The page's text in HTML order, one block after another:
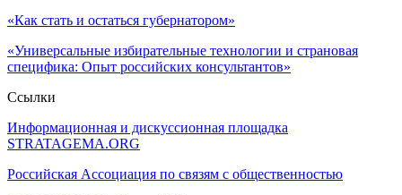
«Как стать и остаться губернатором»
«Универсальные избирательные технологии и страновая
специфика: Опыт российских консультантов»
Ссылки
Информационная и дискуссионная площадка
STRATAGEMA.ORG
Российская Ассоциация по связям с общественностью